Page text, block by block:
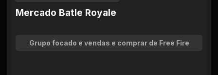
Mercado Batle Royale
Grupo focado e vendas e comprar de Free Fire